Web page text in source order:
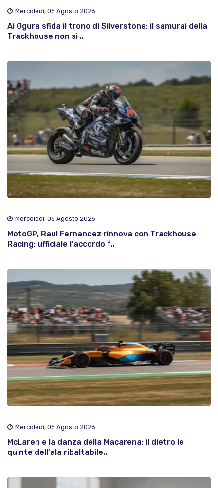
Mercoledì, 05 Agosto 2026
Ai Ogura sfida il trono di Silverstone: il samurai della
Trackhouse non si ..
Mercoledì, 05 Agosto 2026
MotoGP, Raul Fernandez rinnova con Trackhouse
Racing: ufficiale l'accordo f..
Mercoledì, 05 Agosto 2026
McLaren e la danza della Macarena: il dietro le
quinte dell'ala ribaltabile..